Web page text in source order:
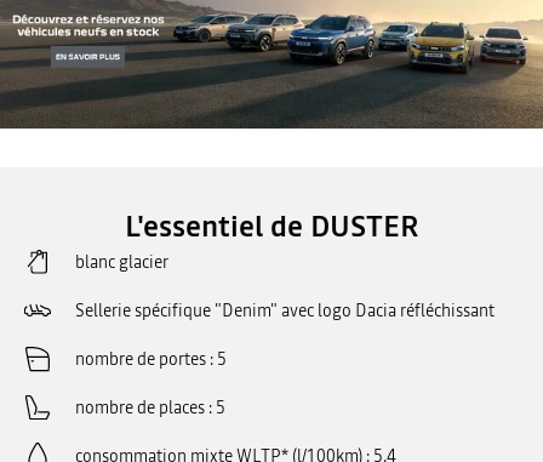
L'essentiel de DUSTER
blanc glacier
Sellerie spécifique "Denim" avec logo Dacia réfléchissant
nombre de portes 5
nombre de places 5
consommation mixte WLTP* (l/100km) 5.4